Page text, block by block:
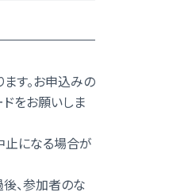
す。お申込みの
をお願いしま
止になる場合が
、参加者のな